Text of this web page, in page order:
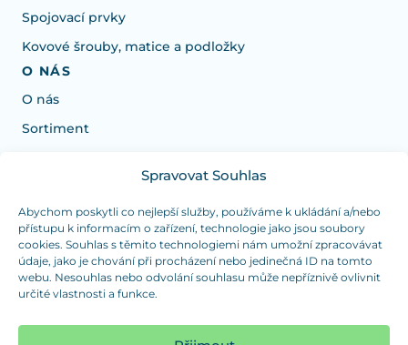
Spravovat Souhlas
Abychom poskytli co nejlepší služby, používáme k ukládání a/nebo
přístupu k informacím o zařízení, technologie jako jsou soubory
cookies. Souhlas s těmito technologiemi nám umožní zpracovávat
údaje, jako je chování při procházení nebo jedinečná ID na tomto
webu. Nesouhlas nebo odvolání souhlasu může nepříznivě ovlivnit
určité vlastnosti a funkce.
Spojovací prvky
Kovové šrouby, matice a podložky
O NÁS
O nás
Sortiment
Potrebujete poradiť s výberom?
Sme tu pre vás Pondelok-Štvrtok od: 7:30 - 15:30 hod
a Piatok od 7:30 - 14:30 hod
duranplast@duranplast.sk +421 0905 780 862
(platba iba v hotovosti)